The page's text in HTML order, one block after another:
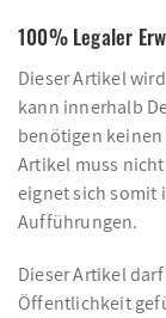
100% Legaler
Dieser Artikel
kann innerhalb
benötigen keinen
Artikel muss
eignet sich somit
Aufführungen.
Dieser Artikel
Öffentlichkeit